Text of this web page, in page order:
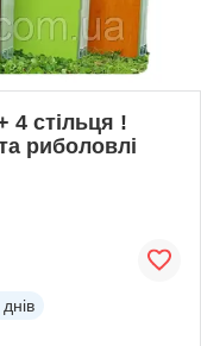
4 стільця !
риболовлі